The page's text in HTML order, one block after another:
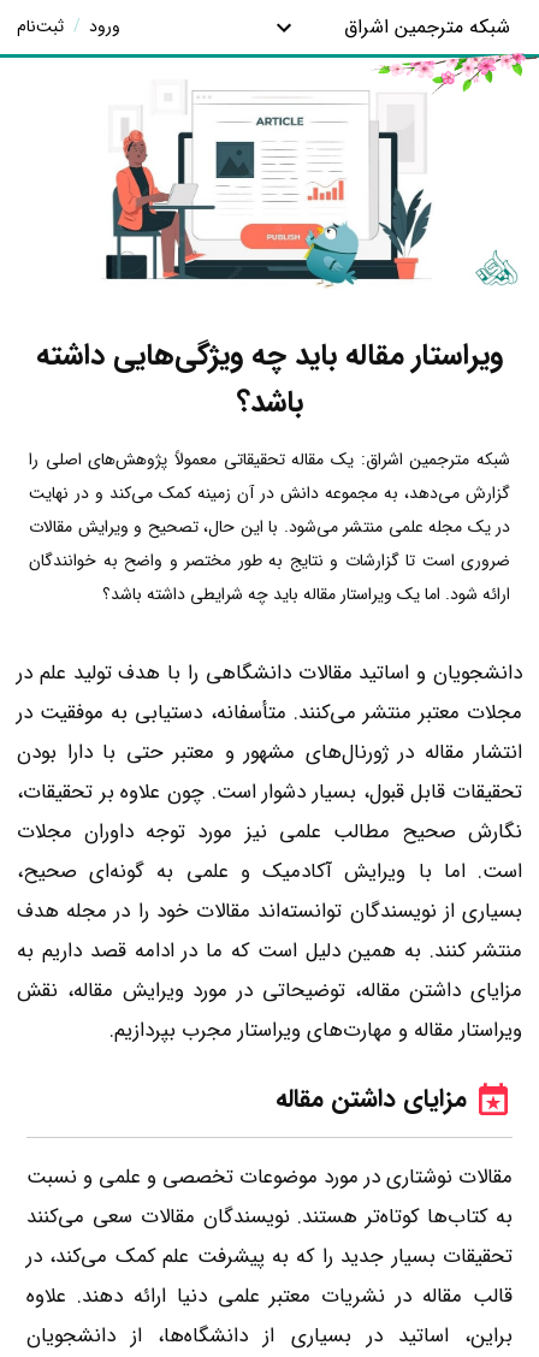
شبکه مترجمین اشراق ورود / ثبت‌نام
ویراستار مقاله باید چه ویژگی‌هایی داشته
باشد؟
شبکه مترجمین اشراق: یک مقاله تحقیقاتی معمولاً پژوهش‌های اصلی را
گزارش می‌دهد، به مجموعه دانش در آن زمینه کمک می‌کند و در نهایت
در یک مجله علمی منتشر می‌شود. با این حال، تصحیح و ویرایش مقالات
ضروری است تا گزارشات و نتایج به طور مختصر و واضح به خوانندگان
ارائه شود. اما یک ویراستار مقاله باید چه شرایطی داشته باشد؟
دانشجویان و اساتید مقالات دانشگاهی را با هدف تولید علم در
مجلات معتبر منتشر می‌کنند. متأسفانه، دستیابی به موفقیت در
انتشار مقاله در ژورنال‌های مشهور و معتبر حتی با دارا بودن
تحقیقات قابل قبول، بسیار دشوار است. چون علاوه بر تحقیقات،
نگارش صحیح مطالب علمی نیز مورد توجه داوران مجلات
است. اما با ویرایش آکادمیک و علمی به گونه‌ای صحیح،
بسیاری از نویسندگان توانسته‌اند مقالات خود را در مجله هدف
منتشر کنند. به همین دلیل است که ما در ادامه قصد داریم به
مزایای داشتن مقاله، توضیحاتی در مورد ویرایش مقاله، نقش
ویراستار مقاله و مهارت‌های ویراستار مجرب بپردازیم.
مزایای داشتن مقاله
مقالات نوشتاری در مورد موضوعات تخصصی و علمی و نسبت
به کتاب‌ها کوتاه‌تر هستند. نویسندگان مقالات سعی می‌کنند
تحقیقات بسیار جدید را که به پیشرفت علم کمک می‌کند، در
قالب مقاله در نشریات معتبر علمی دنیا ارائه دهند. علاوه
براین، اساتید در بسیاری از دانشگاه‌ها، از دانشجویان